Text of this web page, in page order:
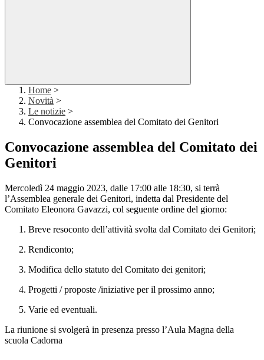
Home >
Novità >
Le notizie >
Convocazione assemblea del Comitato dei Genitori
Convocazione assemblea del Comitato dei
Genitori
Mercoledì 24 maggio 2023, dalle 17:00 alle 18:30, si terrà
l’Assemblea generale dei Genitori, indetta dal Presidente del
Comitato Eleonora Gavazzi, col seguente ordine del giorno:
Breve resoconto dell’attività svolta dal Comitato dei Genitori;
Rendiconto;
Modifica dello statuto del Comitato dei genitori;
Progetti / proposte /iniziative per il prossimo anno;
Varie ed eventuali.
La riunione si svolgerà in presenza presso l’Aula Magna della
scuola Cadorna